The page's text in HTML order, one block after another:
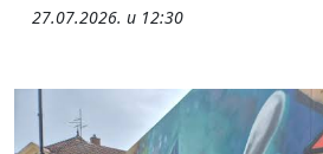
27.07.2026. u 12:30